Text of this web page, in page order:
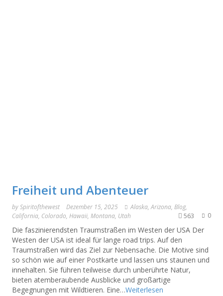
Freiheit und Abenteuer
bySpiritofthewest Dezember 15, 2025 Alaska,Arizona, Blog,
California, Colorado, Hawaii, Montana, Utah 0
563
Die faszinierendsten Traumstraßen im Westen der USA Der
Westen der USA ist ideal für lange road trips. Auf den
Traumstraßen wird das Ziel zur Nebensache. Die Motive sind
so schön wie auf einer Postkarte und lassen uns staunen und
innehalten. Sie führen teilweise durch unberührte Natur,
bieten atemberaubende Ausblicke und großartige
Begegnungen mit Wildtieren. Eine…Weiterlesen